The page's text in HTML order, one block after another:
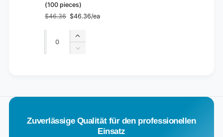
(100 pieces)
Regular
price
$46.36
Sale
price
$46.36/ea
Increase
quantity
Decrease
a
Zuverlässige Qualität für den professionellen
Einsatz